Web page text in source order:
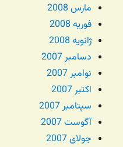
مارس 2008
فوریه 2008
ژانویه 2008
دسامبر 2007
نوامبر 2007
اکتبر 2007
سپتامبر 2007
آگوست 2007
جولای 2007